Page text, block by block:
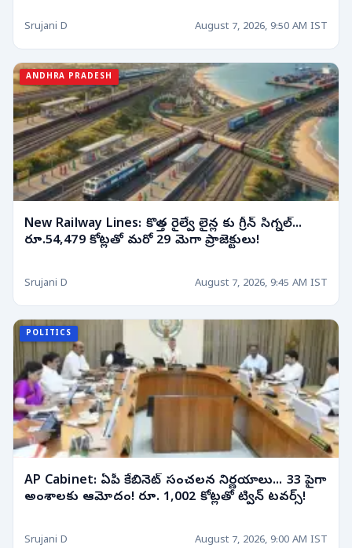
Srujani D August 7, 2026, 9:50 AM IST
ANDHRA PRADESH
New Railway Lines: కొత్త రైల్వే లైన్ల కు గ్రీన్ సిగ్నల్...
రూ.54,479 కోట్లతో మరో 29 మెగా ప్రాజెక్టులు!
Srujani D August 7, 2026, 9:45 AM IST
POLITICS
AP Cabinet: ఏపీ కేబినెట్ సంచలన నిర్ణయాలు... 33 పైగా
అంశాలకు ఆమోదం! రూ. 1,002 కోట్లతో ట్విన్ టవర్స్!
Srujani D August 7, 2026, 9:00 AM IST